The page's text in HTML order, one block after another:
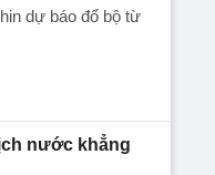
dự báo đổ bộ từ
nước khẳng